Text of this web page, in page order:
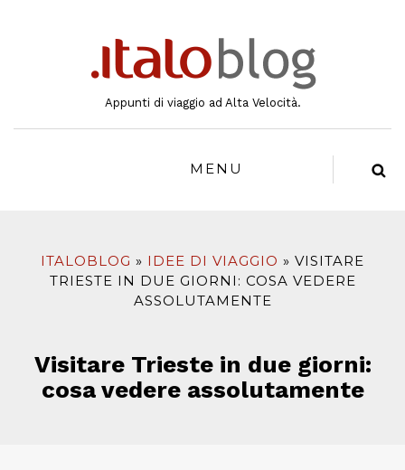
Appunti di viaggio ad Alta Velocità.
MENU
ITALOBLOG IDEE DI VIAGGIO
VISITARE
TRIESTE IN DUE GIORNI: COSA VEDERE
ASSOLUTAMENTE
Visitare Trieste in due giorni:
cosa vedere assolutamente